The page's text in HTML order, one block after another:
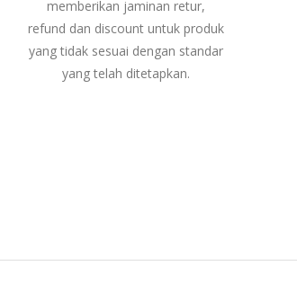
memberikan jaminan retur,
refund dan discount untuk produk
yang tidak sesuai dengan standar
yang telah ditetapkan.